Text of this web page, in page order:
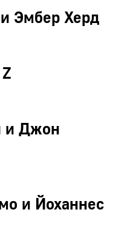
Эмбер Херд
и Джон
и Йоханнес